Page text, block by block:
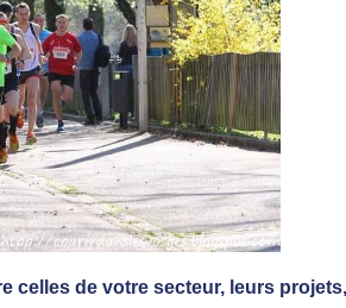
celles de votre secteur, leurs